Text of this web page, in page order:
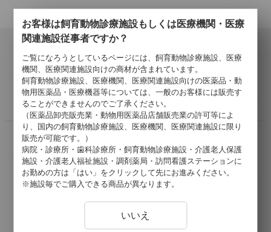
当サイトでの購入には会員登録が必要となります。
登録の認証が済みましたら、会員登録完了のご報告を、ご登録
メールアドレス宛にご連絡いたします。
詳しくはこちら >
お支払いについて
掛け払い・クレジットカード・代引きがご利用いただけます。
以下のクレジットカードがご利用可能です。
お客様は飼育動物診療施設もしくは医療機関・医療
関連施設従事者ですか？
ご覧になろうとしているページには、飼育動物診療施設、医療
機関、医療関連施設向けの商材が含まれています。
飼育動物診療施設、医療機関、医療関連施設向けの医薬品・動
物用医薬品・医療機器等については、一般のお客様には販売す
ることができませんのでご了承ください。
（医薬品卸売販売業・動物用医薬品店舗販売業の許可等によ
り、国内の飼育動物診療施設、医療機関、医療関連施設に限り
販売が可能です。）
病院・診療所・歯科診療所・飼育動物診療施設・介護老人保護
施設・介護老人福祉施設・調剤薬局・訪問看護ステーションに
お勤めの方は「はい」をクリックして先にお進みください。
※施設毎でご購入できる商品が異なります。
いいえ